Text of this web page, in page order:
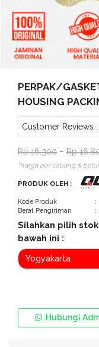
Kritik
Saran
PERPAK/
HOUSING
Customer Reviews :
16.300 −
*harga per cabang &
PRODUK OLEH :
Kode Produk
:
Berat Pengiriman
:
Silahkan pilih
bawah ini :
Yogyakarta
Hubungi